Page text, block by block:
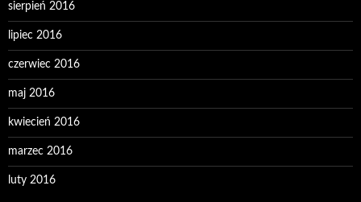
sierpień 2016
lipiec 2016
czerwiec 2016
maj 2016
kwiecień 2016
marzec 2016
luty 2016